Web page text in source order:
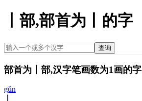
丨部,部首为丨的字
查询
部首为丨部,汉字笔画数为1画的字
gǔn